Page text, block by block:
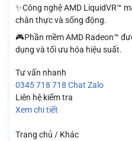
✨Công nghệ AMD LiquidVR™
chân thực và sống động.
🎮Phần mềm AMD Radeon™
dụng và tối ưu hóa hiệu suất.
Tư vấn nhanh
0345 718 718 Chat Zalo
Liên hệ kiểm tra
Xem chi tiết
Trang chủ / Khác